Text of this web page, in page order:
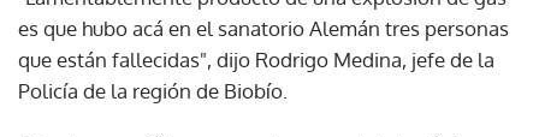
es que hubo acá en el sanatorio Alemán tres personas
que están fallecidas", dijo Rodrigo Medina, jefe de la
Policía de la región de Biobío.